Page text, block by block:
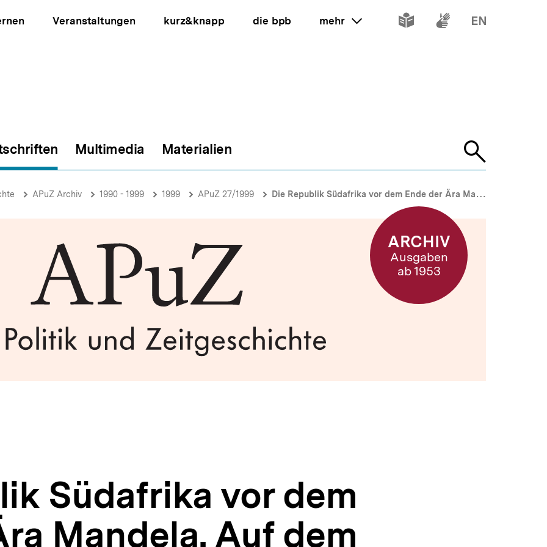
Veranstaltungen kurz&knapp die bpb mehr ein oder ausklappen
Inhalte Inhalte
Multimedia Materialien
Suche
APuZ Archiv 1990 - 1999 1999 APuZ 27/1999 Die Republik Südafrika vor dem Ende der Ära Mandela. Auf dem Wege zur demokratischen Konsolidierung?
ARCHIV
Ausgaben
ab 1953
Südafrika vor dem
Mandela. Auf dem